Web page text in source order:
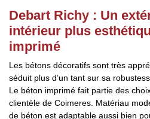
Debart Richy : Un
intérieur plus
imprimé
Les bétons décoratifs sont très
séduit plus d’un tant sur sa
Le béton imprimé fait partie des
clientèle de Coimeres. Matériau
de béton est adaptable aussi bien